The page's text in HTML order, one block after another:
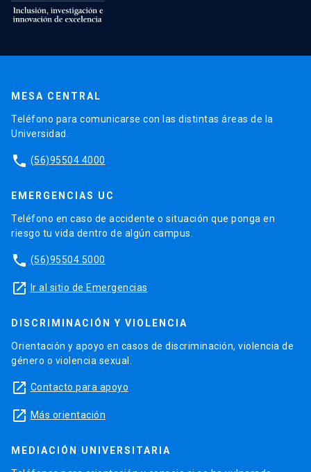
MESA CENTRAL
Teléfono para comunicarse con las distintas áreas de la
Universidad.
phone (56)95504 4000
EMERGENCIAS UC
Teléfono en caso de accidente o situación que ponga en
riesgo tu vida dentro de algún campus.
phone (56)95504 5000
launch Ir al sitio de Emergencias
DISCRIMINACIÓN Y VIOLENCIA
Orientación y apoyo en casos de discriminación, violencia de
género o violencia sexual.
launch Contacto para apoyo
launch Más orientación
MEDIACIÓN UNIVERSITARIA